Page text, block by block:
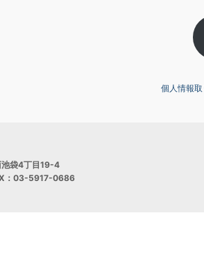
個人情報
池袋4丁目19-4
：03-5917-0686